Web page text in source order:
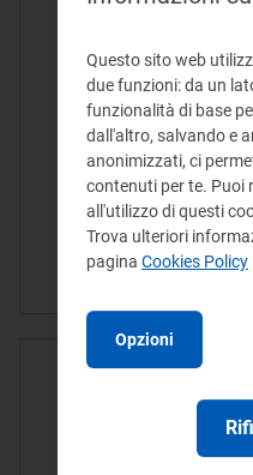
sub-componente
Chiarimento
UG2K La delibera
32/2019/R/gas ha
sub-componente
da applicare, con
2019, a tutti…
Disposizioni in
modalità e
Questo sito web
due funzioni: da un
funzionalità di base
dall'altro, salvando e
anonimizzati, ci
contenuti per te. Puoi
all'utilizzo di questi
Trova ulteriori
pagina Cookies Policy
Opzioni